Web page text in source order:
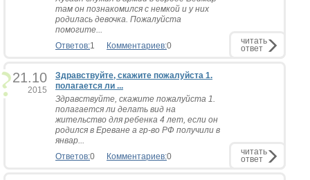
там он познакомился с немкой и у них
родилась девочка. Пожалуйста
помогите...
Ответов:1 Комментариев:0 читать
ответ
21.10
2015
Здравствуйте, скажите пожалуйста 1.
полагается ли ...
Здравствуйте, скажите пожалуйста 1.
полагается ли делать вид на
жительство для ребенка 4 лет, если он
родился в Ереване а гр-во РФ получили в
январ...
Ответов:0 Комментариев:0 читать
ответ